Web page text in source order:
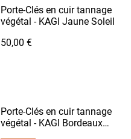
Porte-Clés en cuir tannage
végétal - KAGI Jaune Soleil
50,00 €
Porte-Clés en cuir tannage
végétal - KAGI Bordeaux